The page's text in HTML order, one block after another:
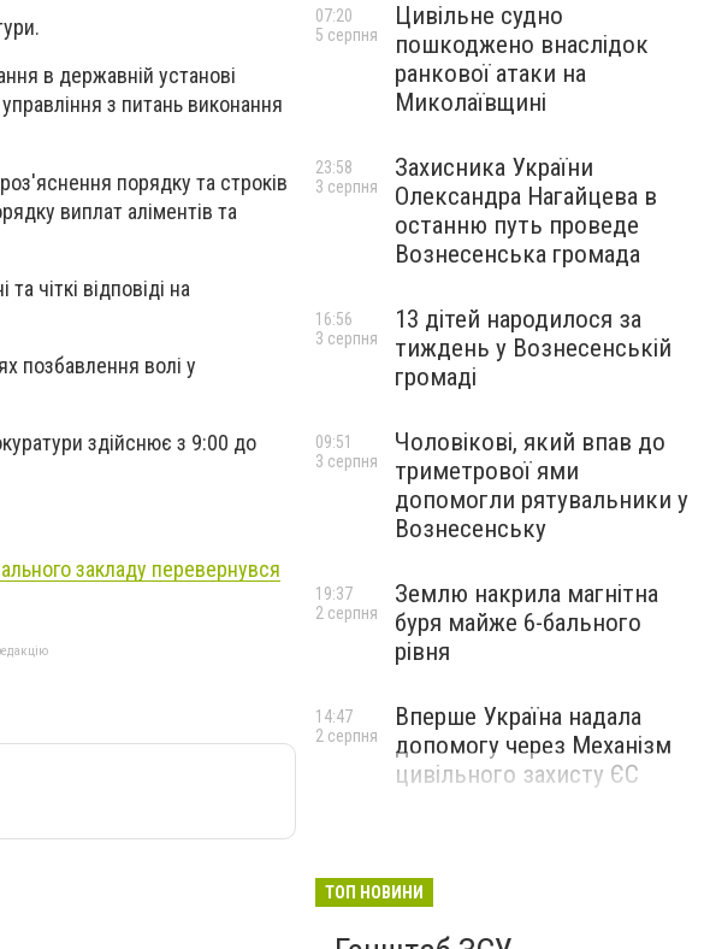
в державній установі
з питань виконання
порядку та строків
виплат аліментів та
чіткі відповіді на
позбавлення волі у
здійснює з 9:00 до
закладу перевернувся
Цивільне судно
пошкоджено внаслідок
ранкової атаки на
Миколаївщині
07:20
5 серпня
Захисника України
Олександра Нагайцева в
останню путь проведе
Вознесенська громада
23:58
3 серпня
13 дітей народилося за
тиждень у Вознесенській
громаді
16:56
3 серпня
Чоловікові, який впав до
триметрової ями
допомогли рятувальники у
Вознесенську
09:51
3 серпня
Землю накрила магнітна
буря майже 6-бального
рівня
19:37
2 серпня
Вперше Україна надала
допомогу через Механізм
цивільного захисту ЄС
14:47
2 серпня
ТОП НОВИНИ